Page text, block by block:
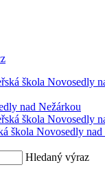
nad Nežárkou
škola Novosedly
Hledaný výraz